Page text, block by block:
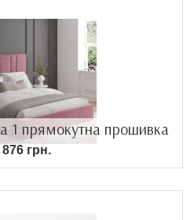
1 прямокутна прошивка
876 грн.